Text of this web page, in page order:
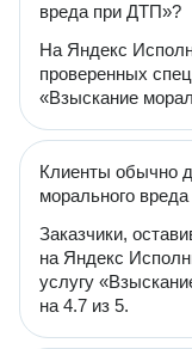
вреда при ДТП»?
На Яндекс
проверенных
«Взыскание
Клиенты обычно
морального
Заказчики,
на Яндекс
услугу
на 4.7 из 5.